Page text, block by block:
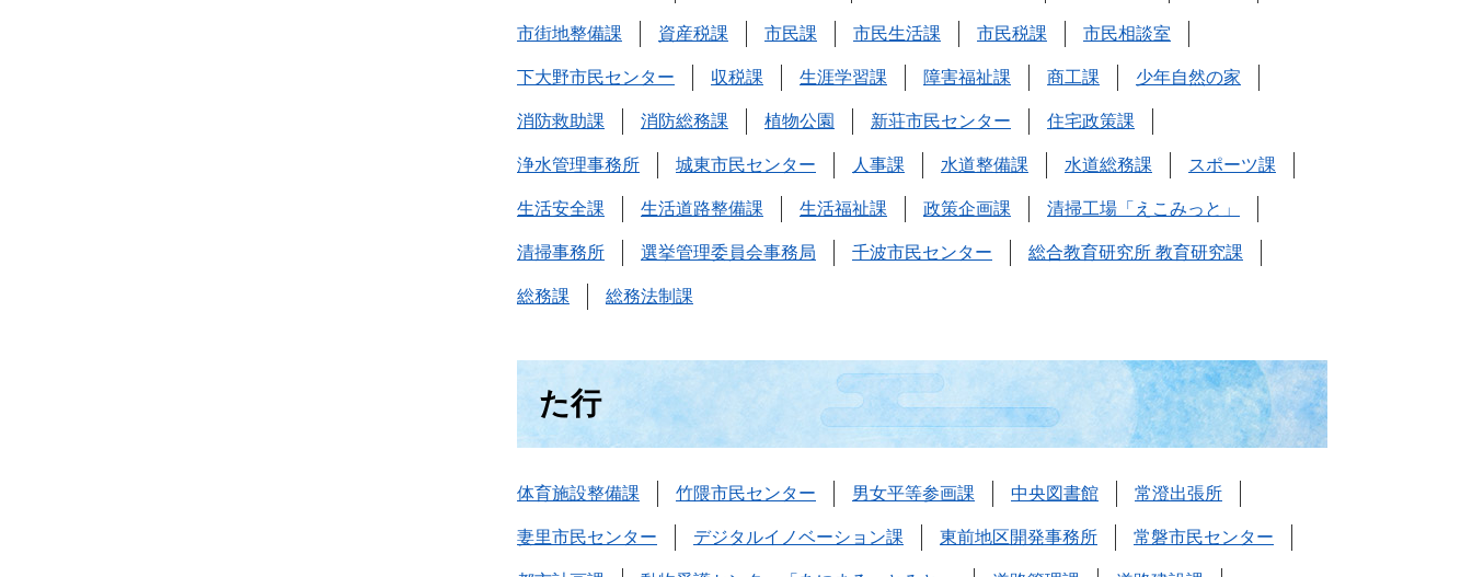
市街地整備課 資産税課 市民課 市民生活課 市民税課 市民相談室
下大野市民センター 収税課 生涯学習課 障害福祉課 商工課 少年自然の家
消防救助課 消防総務課 植物公園 新荘市民センター 住宅政策課
浄水管理事務所 城東市民センター 人事課 水道整備課 水道総務課 スポーツ課
生活安全課 生活道路整備課 生活福祉課 政策企画課 清掃工場「えこみっと」
清掃事務所 選挙管理委員会事務局 千波市民センター 総合教育研究所 教育研究課
総務課 総務法制課
た行
体育施設整備課 竹隈市民センター 男女平等参画課 中央図書館 常澄出張所
妻里市民センター デジタルイノベーション課 東前地区開発事務所 常磐市民センター